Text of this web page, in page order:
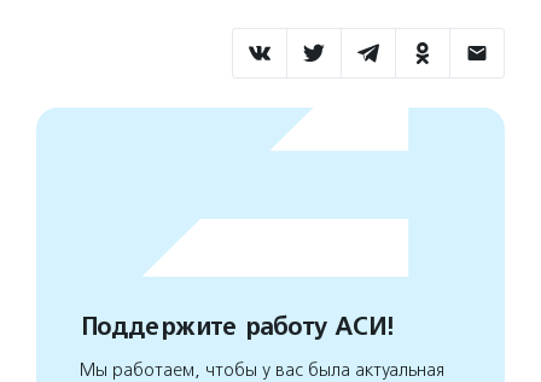
Поддержите работу АСИ!
Мы работаем, чтобы у вас была актуальная